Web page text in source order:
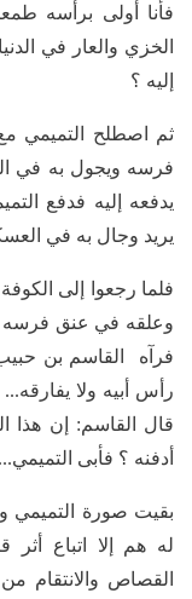
فأنا أولى برأسه
الخزي والعار في
إليه ؟
ثم اصطلح التميمي
فرسه ويجول به في
يدفعه إليه فدفع
يريد وجال به في
فلما رجعوا إلى
وعلقه في عنق فرسه
فرآه القاسم بن
رأس أبيه ولا
قال القاسم: إن هذا
أدفنه ؟ فأبى التميمي...
بقيت صورة التميمي
له هم إلا اتباع
القصاص والانتقام